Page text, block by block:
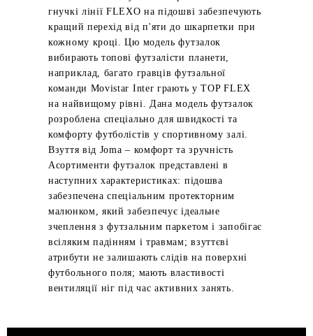
гнучкі лінії FLEXO на підошві забезпечують
кращий перехід від п'яти до шкарпетки при
кожному кроці. Цю модель футзалок
вибирають топові футзалісти планети,
наприклад, багато гравців футзальної
команди Movistar Inter грають у TOP FLEX
на найвищому рівні. Дана модель футзалок
розроблена спеціально для швидкості та
комфорту футболістів у спортивному залі.
Взуття від Joma – комфорт та зручність
Асортименти футзалок представлені в
наступних характеристиках: підошва
забезпечена спеціальним протекторним
малюнком, який забезпечує ідеальне
зчеплення з футзальним паркетом і запобігає
всіляким падінням і травмам; взуттєві
атрибути не залишають слідів на поверхні
футбольного поля; мають властивості
вентиляції ніг під час активних занять.